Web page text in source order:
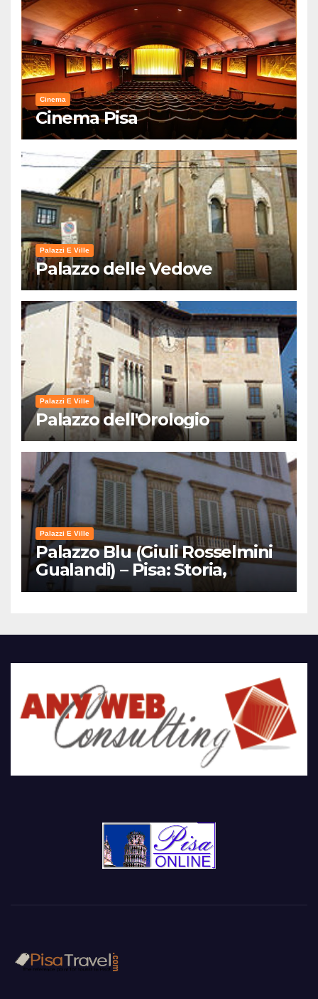
Cinema
Cinema Pisa
Palazzi E Ville
Palazzo delle Vedove
Palazzi E Ville
Palazzo dell'Orologio
Palazzi E Ville
Palazzo Blu (Giuli Rosselmini
Gualandi) – Pisa: Storia,
Mostre e Info Visita